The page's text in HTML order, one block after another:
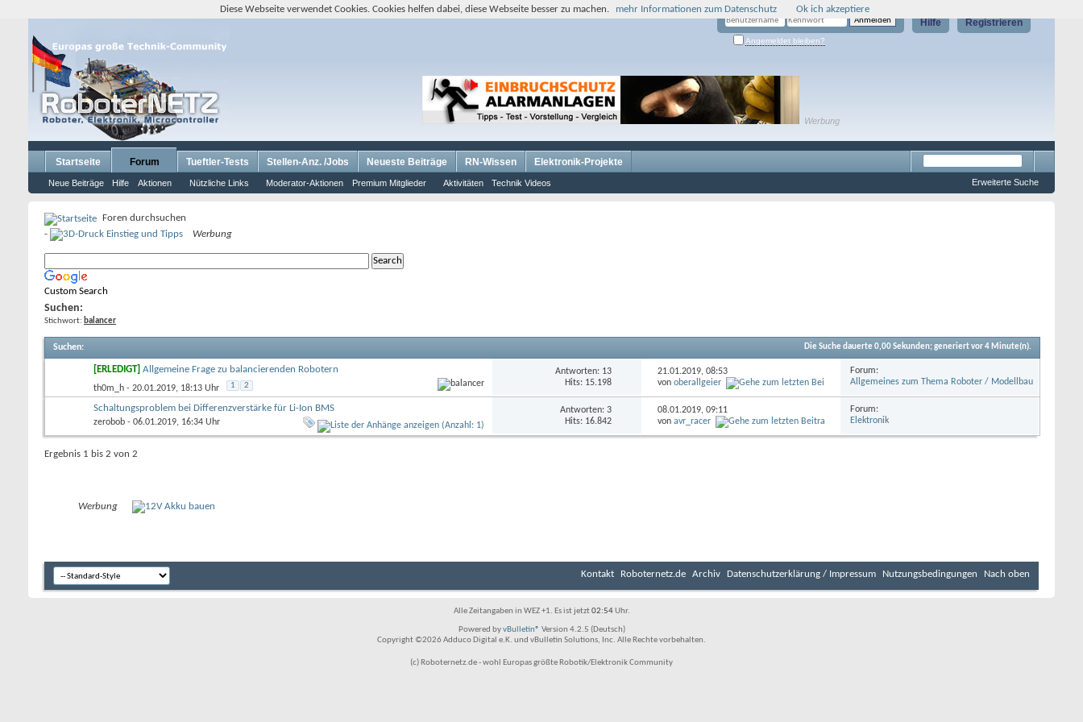
Registrieren
Hilfe
Angemeldet bleiben?
Werbung
Startseite Forum
Neue Beiträge Hilfe Aktionen Nützliche Links Moderator-Aktionen Premium Mitglieder Aktivitäten Technik Videos
Tueftler-Tests Stellen-Anz. /Jobs Neueste Beiträge RN-Wissen Elektronik-Projekte
Erweiterte Suche
Foren durchsuchen
-
Werbung
Custom Search
Suchen:
Stichwort: balancer
Suchen: Die Suche dauerte 0,00Sekunden; generiert vor 4 Minute(n).
[ERLEDIGT] Allgemeine Frage zu balancierenden Robotern
th0m_h - 20.01.2019, 18:13 Uhr 1 2
Antworten: 13
Hits: 15.198
21.01.2019,08:53
vonoberallgeier
Forum:
Allgemeines zum Thema Roboter / Modellbau
Schaltungsproblem bei Differenzverstärke für Li-Ion BMS
zerobob - 06.01.2019, 16:34 Uhr
Antworten: 3
Hits: 16.842
08.01.2019,09:11
vonavr_racer
Forum:
Elektronik
Ergebnis 1 bis 2 von 2
Werbung
Kontakt Roboternetz.de Archiv Datenschutzerklärung / Impressum Nutzungsbedingungen Nach oben
Alle Zeitangaben in WEZ +1. Es ist jetzt02:54Uhr.
Powered byvBulletin® Version 4.2.5 (Deutsch)
Copyright ©2026 Adduco Digital e.K. und vBulletin Solutions, Inc. Alle Rechte vorbehalten.
(c) Roboternetz.de - wohl Europas größte Robotik/Elektronik Community
Diese Webseite verwendet Cookies. Cookies helfen dabei, diese Webseite besser zu machen. mehr Informationen zum Datenschutz Ok ich akzeptiere